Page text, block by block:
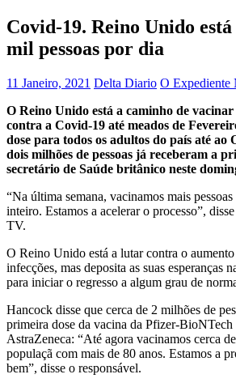
Covid-19. Reino Unido
mil pessoas por dia
11 Janeiro, 2021 Delta Diario O Expediente
O Reino Unido está a caminho de
contra a Covid-19 até meados de
dose para todos os adultos do país até ao
dois milhões de pessoas já receberam a
secretário de Saúde britânico neste
“Na última semana, vacinamos mais
inteiro. Estamos a acelerar o processo”,
TV.
O Reino Unido está a lutar contra o
infecções, mas deposita as suas esperanças
para iniciar o regresso a algum grau de
Hancock disse que cerca de 2 milhões de
primeira dose da vacina da Pfizer-
AstraZeneca: “Até agora vacinamos cerca
populaçã com mais de 80 anos. Estamos a
bem”, disse o responsável.